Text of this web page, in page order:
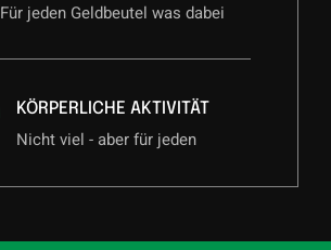
Für jeden Geldbeutel was dabei
KÖRPERLICHE AKTIVITÄT
Nicht viel - aber für jeden